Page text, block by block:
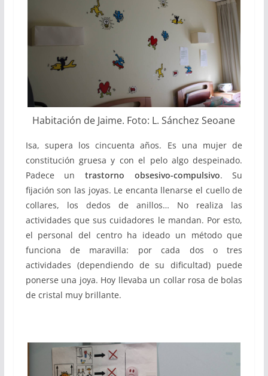
Habitación de Jaime. Foto: L. Sánchez Seoane
Isa, supera los cincuenta años. Es una mujer de
constitución gruesa y con el pelo algo despeinado.
Padece un trastorno obsesivo-compulsivo. Su
fijación son las joyas. Le encanta llenarse el cuello de
collares, los dedos de anillos… No realiza las
actividades que sus cuidadores le mandan. Por esto,
el personal del centro ha ideado un método que
funciona de maravilla: por cada dos o tres
actividades (dependiendo de su dificultad) puede
ponerse una joya. Hoy llevaba un collar rosa de bolas
de cristal muy brillante.